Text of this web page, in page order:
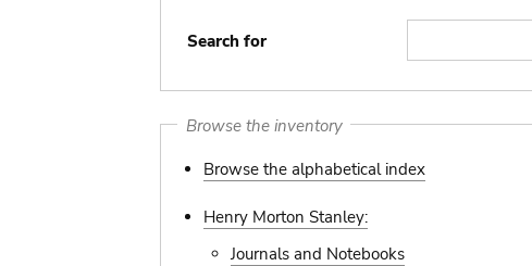
Search for
Browse the inventory
Browse the alphabetical index
Henry Morton Stanley:
Journals and Notebooks